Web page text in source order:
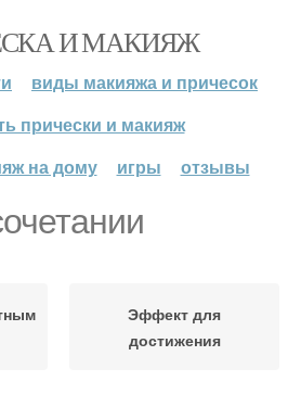
И МАКИЯЖ
виды макияжа и причесок
прически и макияж
на дому
игры отзывы
Эффект для
достижения